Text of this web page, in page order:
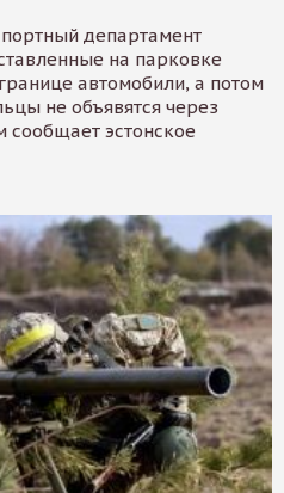
департамент
на парковке
автомобили, а потом
не объявятся через
сообщает эстонское